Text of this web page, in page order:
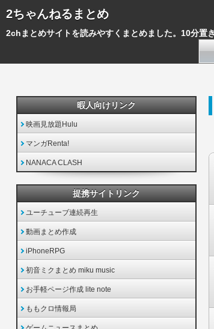
2ちゃんねるまとめ
2chまとめサイトを読みやすくまとめました。10分置
暇人向けリンク
映画見放題Hulu
マンガRenta!
NANACA CLASH
提携サイトリンク
ユーチューブ連続再生
動画まとめ作成
iPhoneRPG
初音ミクまとめ miku music
お手軽ページ作成 lite note
ももクロ情報局